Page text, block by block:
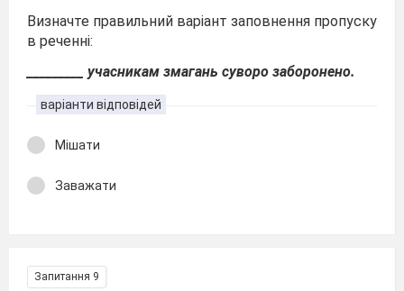
Визначте правильний варіант заповнення пропуску
в реченні:
_________ учасникам змагань суворо заборонено.
варіанти відповідей
Мішати
Заважати
Запитання 9